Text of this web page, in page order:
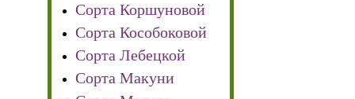
Сорта Коршуновой
Сорта Кособоковой
Сорта Лебецкой
Сорта Макуни